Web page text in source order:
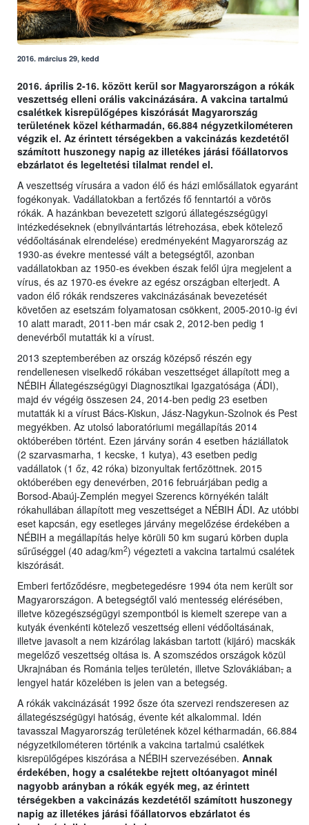
2016. március 29, kedd
2016. április 2-16. között kerül sor Magyarországon a rókák
veszettség elleni orális vakcinázására. A vakcina tartalmú
csalétkek kisrepülőgépes kiszórását Magyarország
területének közel kétharmadán, 66.884 négyzetkilométeren
végzik el. Az érintett térségekben a vakcinázás kezdetétől
számított huszonegy napig az illetékes járási főállatorvos
ebzárlatot és legeltetési tilalmat rendel el.
A veszettség vírusára a vadon élő és házi emlősállatok egyaránt
fogékonyak. Vadállatokban a fertőzés fő fenntartói a vörös
rókák. A hazánkban bevezetett szigorú állategészségügyi
intézkedéseknek (ebnyilvántartás létrehozása, ebek kötelező
védőoltásának elrendelése) eredményeként Magyarország az
1930-as évekre mentessé vált a betegségtől, azonban
vadállatokban az 1950-es években észak felől újra megjelent a
vírus, és az 1970-es évekre az egész országban elterjedt. A
vadon élő rókák rendszeres vakcinázásának bevezetését
követően az esetszám folyamatosan csökkent, 2005-2010-ig évi
10 alatt maradt, 2011-ben már csak 2, 2012-ben pedig 1
denevérből mutatták ki a vírust.
2013 szeptemberében az ország középső részén egy
rendellenesen viselkedő rókában veszettséget állapított meg a
NÉBIH Állategészségügyi Diagnosztikai Igazgatósága (ÁDI),
majd év végéig összesen 24, 2014-ben pedig 23 esetben
mutatták ki a vírust Bács-Kiskun, Jász-Nagykun-Szolnok és Pest
megyékben. Az utolsó laboratóriumi megállapítás 2014
októberében történt. Ezen járvány során 4 esetben háziállatok
(2 szarvasmarha, 1 kecske, 1 kutya), 43 esetben pedig
vadállatok (1 őz, 42 róka) bizonyultak fertőzöttnek. 2015
októberében egy denevérben, 2016 februárjában pedig a
Borsod-Abaúj-Zemplén megyei Szerencs környékén talált
rókahullában állapított meg veszettséget a NÉBIH ÁDI. Az utóbbi
eset kapcsán, egy esetleges járvány megelőzése érdekében a
NÉBIH a megállapítás helye körüli 50 km sugarú körben dupla
sűrűséggel (40 adag/km2) végezteti a vakcina tartalmú csalétek
kiszórását.
Emberi fertőződésre, megbetegedésre 1994 óta nem került sor
Magyarországon. A betegségtől való mentesség elérésében,
illetve közegészségügyi szempontból is kiemelt szerepe van a
kutyák évenkénti kötelező veszettség elleni védőoltásának,
illetve javasolt a nem kizárólag lakásban tartott (kijáró) macskák
megelőző veszettség oltása is. A szomszédos országok közül
Ukrajnában és Románia teljes területén, illetve Szlovákiában, a
lengyel határ közelében is jelen van a betegség.
A rókák vakcinázását 1992 ősze óta szervezi rendszeresen az
állategészségügyi hatóság, évente két alkalommal. Idén
tavasszal Magyarország területének közel kétharmadán, 66.884
négyzetkilométeren történik a vakcina tartalmú csalétkek
kisrepülőgépes kiszórása a NÉBIH szervezésében. Annak
érdekében, hogy a csalétekbe rejtett oltóanyagot minél
nagyobb arányban a rókák egyék meg, az érintett
térségekben a vakcinázás kezdetétől számított huszonegy
napig az illetékes járási főállatorvos ebzárlatot és